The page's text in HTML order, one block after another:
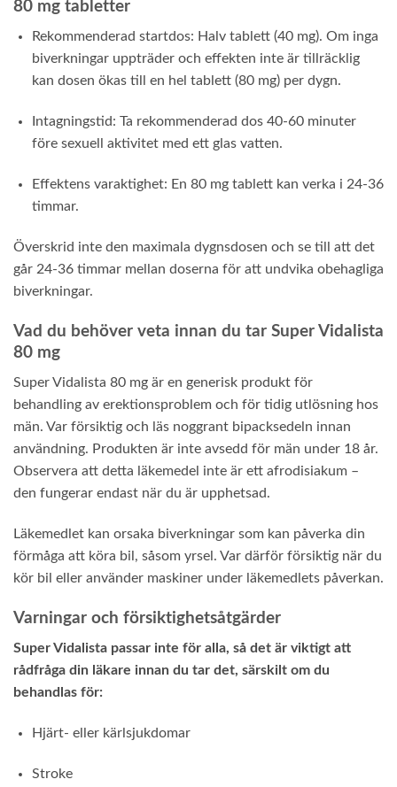
80 mg tabletter
Rekommenderad startdos: Halv tablett (40 mg). Om inga
biverkningar uppträder och effekten inte är tillräcklig
kan dosen ökas till en hel tablett (80 mg) per dygn.
Intagningstid: Ta rekommenderad dos 40-60 minuter
före sexuell aktivitet med ett glas vatten.
Effektens varaktighet: En 80 mg tablett kan verka i 24-36
timmar.
Överskrid inte den maximala dygnsdosen och se till att det
går 24-36 timmar mellan doserna för att undvika obehagliga
biverkningar.
Vad du behöver veta innan du tar Super Vidalista
80 mg
Super Vidalista 80 mg är en generisk produkt för
behandling av erektionsproblem och för tidig utlösning hos
män. Var försiktig och läs noggrant bipacksedeln innan
användning. Produkten är inte avsedd för män under 18 år.
Observera att detta läkemedel inte är ett afrodisiakum –
den fungerar endast när du är upphetsad.
Läkemedlet kan orsaka biverkningar som kan påverka din
förmåga att köra bil, såsom yrsel. Var därför försiktig när du
kör bil eller använder maskiner under läkemedlets påverkan.
Varningar och försiktighetsåtgärder
Super Vidalista passar inte för alla, så det är viktigt att
rådfråga din läkare innan du tar det, särskilt om du
behandlas för:
Hjärt- eller kärlsjukdomar
Stroke